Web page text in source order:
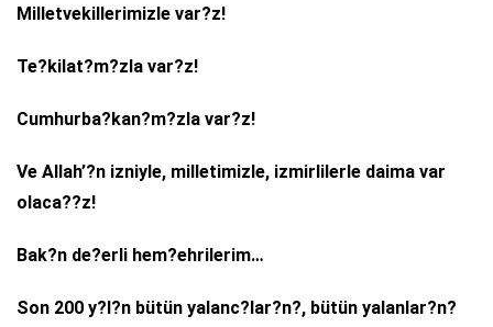
Milletvekillerimizle var?z!
Te?kilat?m?zla var?z!
Cumhurba?kan?m?zla var?z!
Ve Allah’?n izniyle, milletimizle, izmirlilerle daima var
olaca??z!
Bak?n de?erli hem?ehrilerim…
Son 200 y?l?n bütün yalanc?lar?n?, bütün yalanlar?n?